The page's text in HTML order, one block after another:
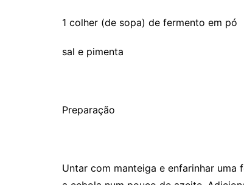
1 colher (de sopa) de fermento em pó
sal e pimenta
Preparação
Untar com manteiga e enfarinhar